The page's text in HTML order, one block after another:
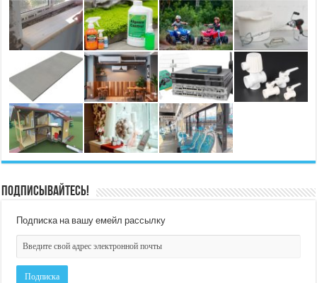
Подписывайтесь!
Подписка на вашу емейл рассылку